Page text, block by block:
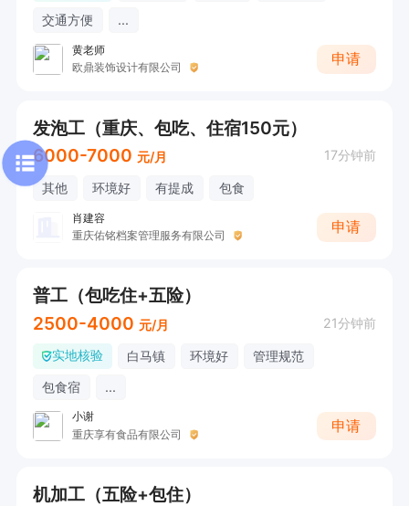
交通方便
...
黄老师
欧鼎装饰设计有限公司
申请
发泡工（重庆、包吃、住宿150元）
6000-7000 元/月 17分钟前
其他 环境好 有提成 包食
肖建容
重庆佑铭档案管理服务有限公司
申请
普工（包吃住+五险）
2500-4000 元/月 21分钟前
实地核验 白马镇 环境好
管理规范
包食宿
...
小谢
重庆享有食品有限公司
申请
机加工（五险+包住）